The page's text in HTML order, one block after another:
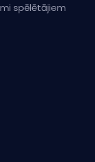
spēlētājiem